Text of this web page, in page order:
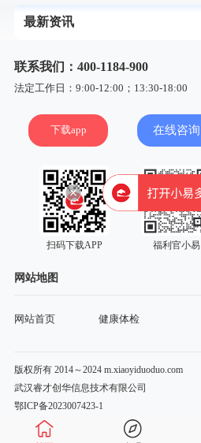
最新资讯
联系我们：400-1184-900
法定工作日：9:00-12:00；13:30-18:00
下载app 在线咨询
扫码下载APP 福利官小易
网站地图
网站首页 健康体检
版权所有 2014～2024 m.xiaoyiduoduo.com
武汉睿才创华信息技术有限公司
鄂ICP备2023007423-1